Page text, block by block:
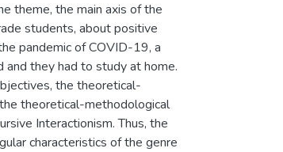
theme, the main axis of the
students, about positive
pandemic of COVID-19, a
they had to study at home.
the theoretical-
theoretical-methodological
Interactionism. Thus, the
characteristics of the genre